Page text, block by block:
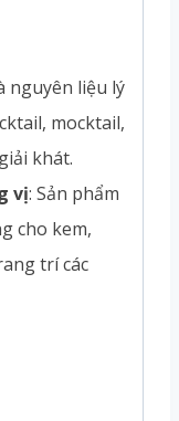
nguyên liệu lý
mocktail,
khát.
vị: Sản phẩm
cho kem,
trí các